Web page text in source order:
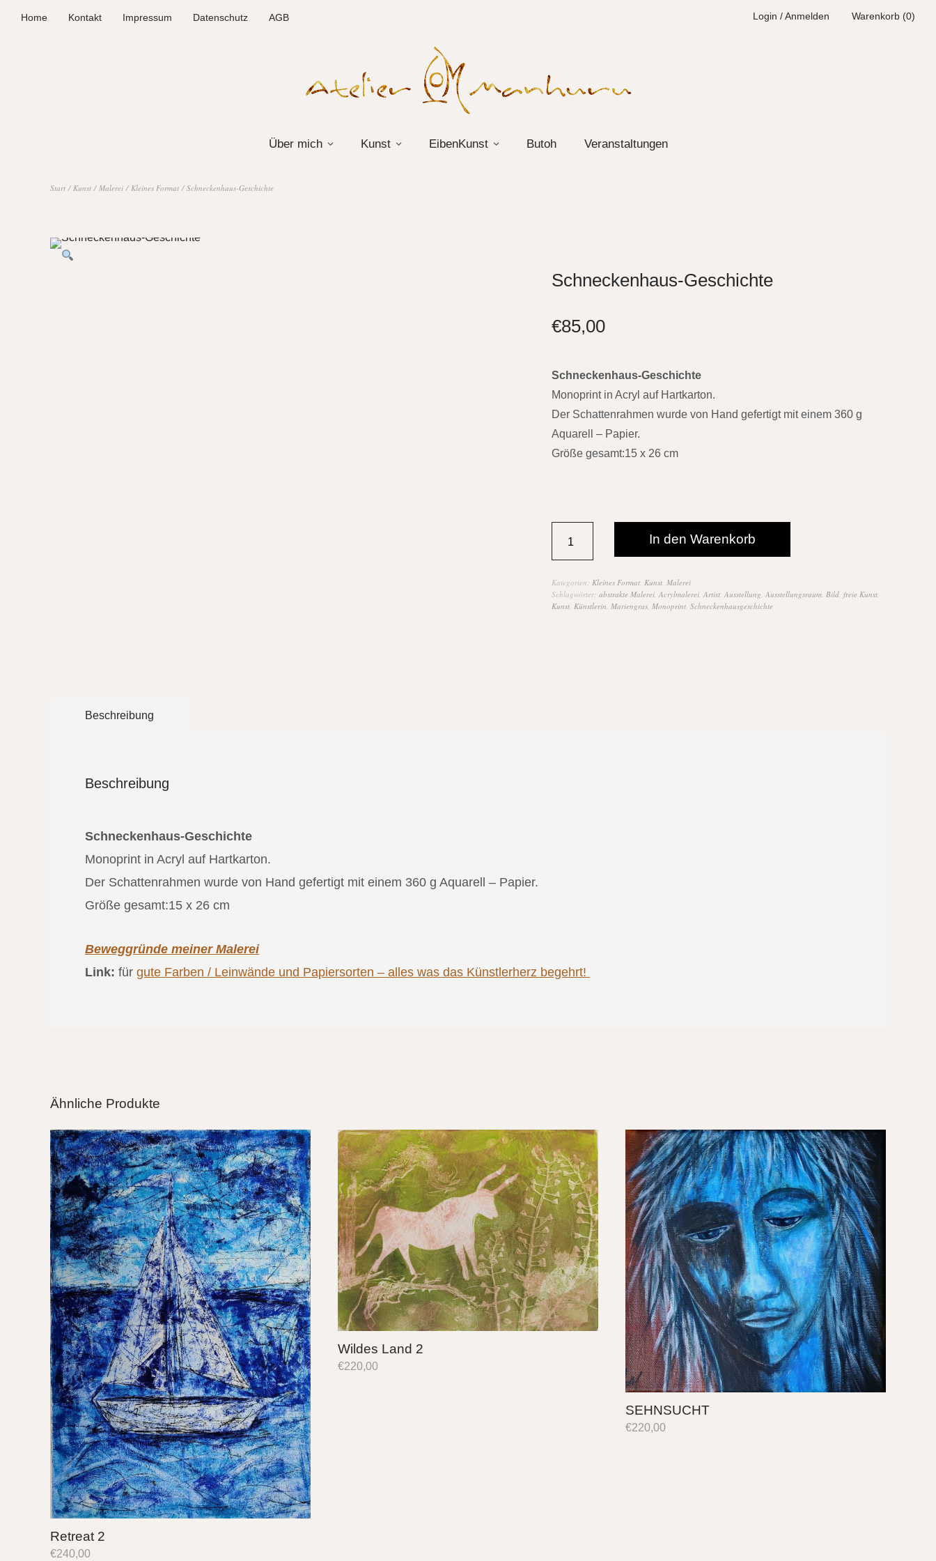
Home Kontakt Impressum Datenschutz AGB Login / Anmelden Warenkorb (0)
Über mich Kunst EibenKunst Butoh Veranstaltungen
Start / Kunst / Malerei / Kleines Format / Schneckenhaus-Geschichte
Schneckenhaus-Geschichte
€85,00
Schneckenhaus-Geschichte
Monoprint in Acryl auf Hartkarton.
Der Schattenrahmen wurde von Hand gefertigt mit einem 360 g
Aquarell – Papier.
Größe gesamt:15 x 26 cm
In den Warenkorb
Kategorien: Kleines Format, Kunst, Malerei
Schlagwörter: abstrakte Malerei, Acrylmalerei, Artist, Ausstellung, Ausstellungsraum, Bild, freie Kunst,
Kunst, Künstlerin, Mariengras, Monoprint, Schneckenhausgeschichte
Beschreibung
Beschreibung
Schneckenhaus-Geschichte
Monoprint in Acryl auf Hartkarton.
Der Schattenrahmen wurde von Hand gefertigt mit einem 360 g Aquarell – Papier.
Größe gesamt:15 x 26 cm
Beweggründe meiner Malerei
Link: für gute Farben / Leinwände und Papiersorten – alles was das Künstlerherz begehrt!
Ähnliche Produkte
Retreat 2
€240,00
Wildes Land 2
€220,00
SEHNSUCHT
€220,00